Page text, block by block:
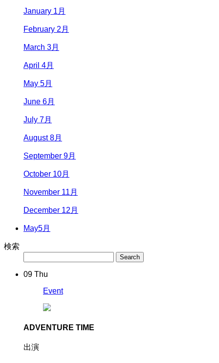
January 1月
February 2月
March 3月
April 4月
May 5月
June 6月
July 7月
August 8月
September 9月
October 10月
November 11月
December 12月
May5月
検索
09 Thu
Event
ADVENTURE TIME
出演